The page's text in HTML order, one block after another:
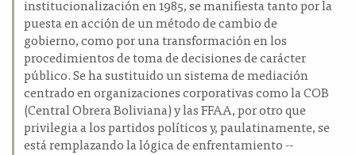
institucionalización en 1985, se manifiesta tanto por la
puesta en acción de un método de cambio de
gobierno, como por una transformación en los
procedimientos de toma de decisiones de carácter
público. Se ha sustituido un sistema de mediación
centrado en organizaciones corporativas como la COB
(Central Obrera Boliviana) y las FFAA, por otro que
privilegia a los partidos políticos y, paulatinamente, se
está remplazando la lógica de enfrentamiento --